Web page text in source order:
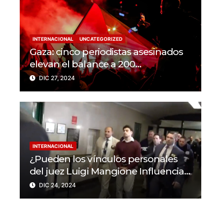
INTERNACIONAL UNCATEGORIZED
Gaza: cinco periodistas asesinados
elevan el balance a 200
trabajadores de la prensa muertos
en 2024
DIC 27, 2024
INTERNACIONAL
¿Pueden los vínculos personales
del juez Luigi Mangione Influenciar
el caso del CEO de
UnitedHealthcare?
DIC 24, 2024